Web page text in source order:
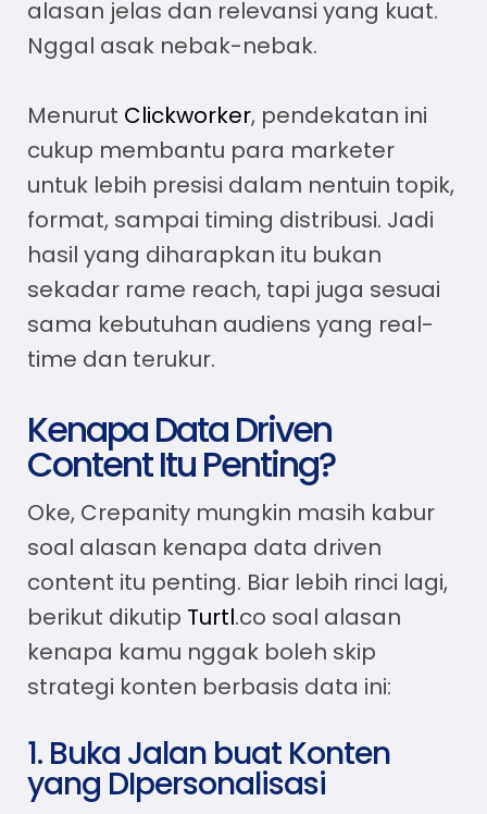
alasan jelas dan relevansi yang kuat.
Nggal asak nebak-nebak.
Menurut Clickworker, pendekatan ini
cukup membantu para marketer
untuk lebih presisi dalam nentuin topik,
format, sampai timing distribusi. Jadi
hasil yang diharapkan itu bukan
sekadar rame reach, tapi juga sesuai
sama kebutuhan audiens yang real-
time dan terukur.
Kenapa Data Driven
Content Itu Penting?
Oke, Crepanity mungkin masih kabur
soal alasan kenapa data driven
content itu penting. Biar lebih rinci lagi,
berikut dikutip Turtl.co soal alasan
kenapa kamu nggak boleh skip
strategi konten berbasis data ini:
1. Buka Jalan buat Konten
yang DIpersonalisasi